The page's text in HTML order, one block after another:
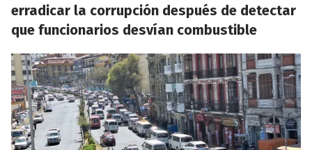
erradicar la corrupción después de detectar
que funcionarios desvían combustible